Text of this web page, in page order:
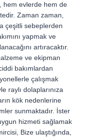
hem evlerde hem de
Zaman zaman,
çeşitli sebeplerden
yapmak ve
artıracaktır.
ve ekipman
bakımlardan
çalışmak
raylı dolaplarınıza
kök nedenlerine
sunmaktadır. İster
hizmeti sağlamak
Bize ulaştığında,